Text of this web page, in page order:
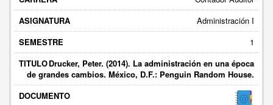
Administración I
1
Drucker, Peter. (2014). La administración en una época
de grandes cambios. México, D.F.: Penguin Random House.